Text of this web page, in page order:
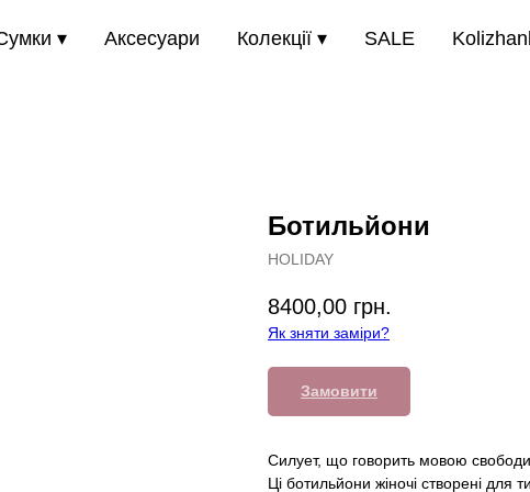
▾ Аксесуари Колекції ▾ SALE
Ботильйони
HOLIDAY
8400,00 грн.
Як зняти заміри?
Замовити
Силует, що говорить мовою
Ці ботильйони жіночі створені для